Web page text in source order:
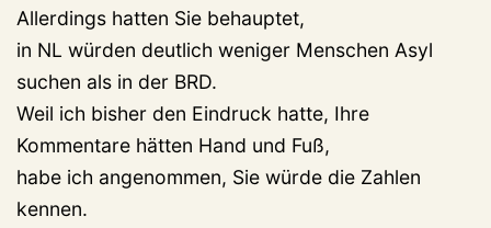
Allerdings hatten Sie behauptet,
in NL würden deutlich weniger Menschen Asyl
suchen als in der BRD.
Weil ich bisher den Eindruck hatte, Ihre
Kommentare hätten Hand und Fuß,
habe ich angenommen, Sie würde die Zahlen
kennen.